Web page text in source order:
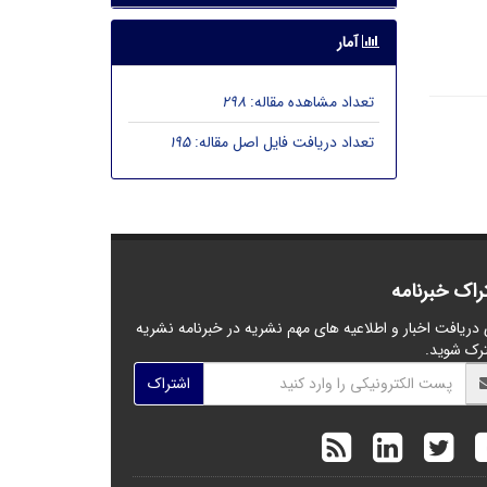
آمار
تعداد مشاهده مقاله:298
تعداد دریافت فایل اصل مقاله:195
خبرنامه
دریافت اخبار و اطلاعیه های مهم نشریه در خبرنامه نشریه
شوید.
اشتراک